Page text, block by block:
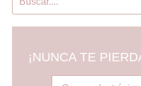
¡NUNCA TE
Tú correo